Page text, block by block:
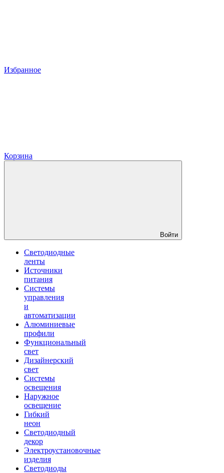
Избранное
Корзина
Войти
Светодиодные
ленты
Источники
питания
Системы
управления
и
автоматизации
Алюминиевые
профили
Функциональный
свет
Дизайнерский
свет
Системы
освещения
Наружное
освещение
Гибкий
неон
Светодиодный
декор
Электроустановочные
изделия
Светодиоды